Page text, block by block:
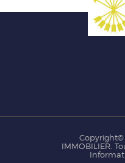
Copyright©
IMMOBILIER.